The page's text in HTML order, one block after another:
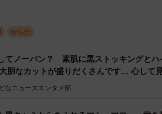
からだ
てノーパン？ 素肌に黒ストッキングと
胆なカットが盛りだくさんです… 心して
なニュースエンタメ部